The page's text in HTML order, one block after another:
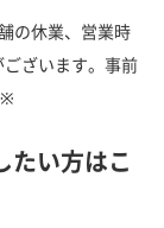
の休業、営業時
ざいます。事前
たい方はこ